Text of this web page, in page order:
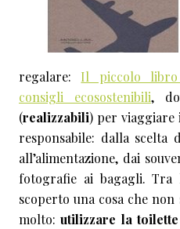
regalare: Il piccolo
consigli ecosostenibili,
(realizzabili) per viaggiare
responsabile: dalla scelta
all’alimentazione, dai
fotografie ai bagagli.
scoperto una cosa che
molto:utilizzare la